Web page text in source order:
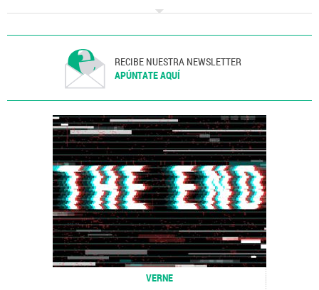
RECIBE NUESTRA NEWSLETTER
APÚNTATE AQUÍ
VERNE